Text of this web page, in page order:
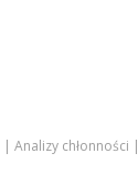
Analizy chłonności